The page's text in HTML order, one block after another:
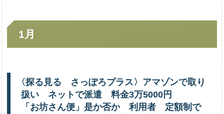
1月
〈探る 見る さっぽろプラス〉 アマゾンで取り
扱い
ネットで派遣 料金3万5000円
「 お坊さん便」 是か否か 利用者
定額制で